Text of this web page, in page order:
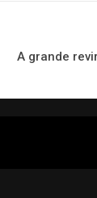
A grande